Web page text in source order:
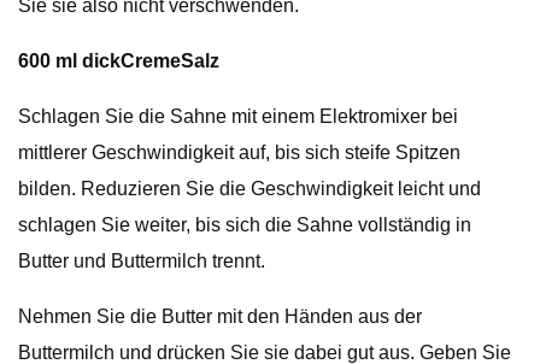
Sie sie also nicht verschwenden.
600 ml dickCremeSalz
Schlagen Sie die Sahne mit einem Elektromixer bei
mittlerer Geschwindigkeit auf, bis sich steife Spitzen
bilden. Reduzieren Sie die Geschwindigkeit leicht und
schlagen Sie weiter, bis sich die Sahne vollständig in
Butter und Buttermilch trennt.
Nehmen Sie die Butter mit den Händen aus der
Buttermilch und drücken Sie sie dabei gut aus. Geben Sie